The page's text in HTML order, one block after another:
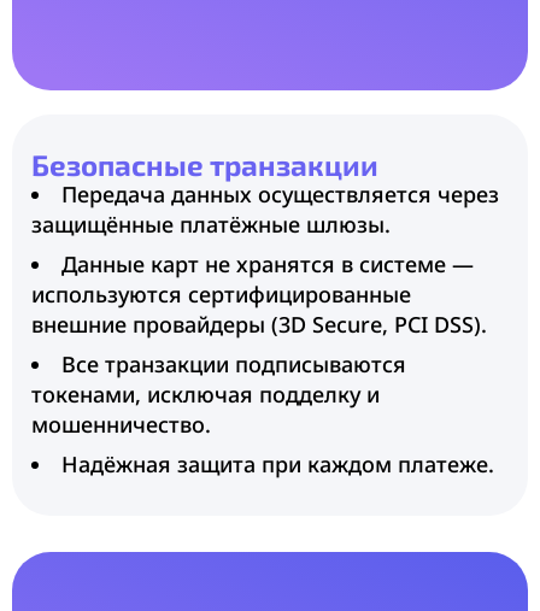
Безопасные транзакции
Передача данных осуществляется через
защищённые платёжные шлюзы.
Данные карт не хранятся в системе —
используются сертифицированные
внешние провайдеры (3D Secure, PCI DSS).
Все транзакции подписываются
токенами, исключая подделку и
мошенничество.
Надёжная защита при каждом платеже.